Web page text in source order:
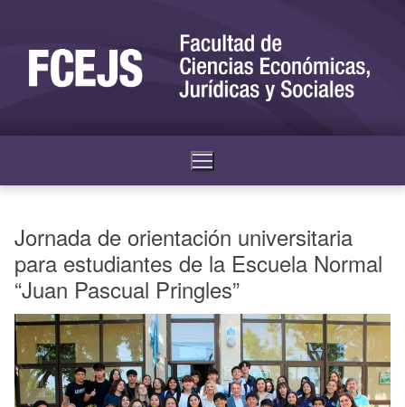
Jornada de orientación universitaria
para estudiantes de la Escuela Normal
“Juan Pascual Pringles”